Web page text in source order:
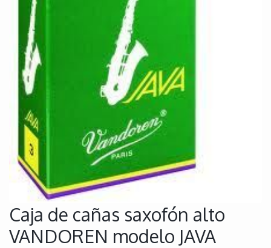
Caja de cañas saxofón alto
VANDOREN modelo JAVA